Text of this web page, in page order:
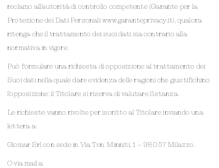
reclamo all’autorità di controllo competente (Garante per la
Protezione dei Dati Personali www.garanteprivacy.it), qualora
ritenga che il trattamento dei suoi dati sia contrario alla
normativa in vigore.
Può formulare una richiesta di opposizione al trattamento dei
Suoi dati nella quale dare evidenza delle ragioni che giustifichino
l’opposizione: il Titolare si riserva di valutare l’istanza.
Le richieste vanno rivolte per iscritto al Titolare inviando una
lettera a:
Giomar Srl con sede in Via Ten. Minniti, 1 – 98057 Milazzo.
O via mail a: